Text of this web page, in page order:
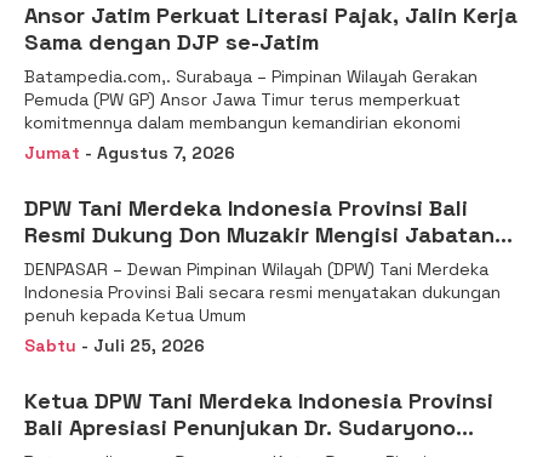
Ansor Jatim Perkuat Literasi Pajak, Jalin Kerja
Sama dengan DJP se-Jatim
Batampedia.com,. Surabaya – Pimpinan Wilayah Gerakan
Pemuda (PW GP) Ansor Jawa Timur terus memperkuat
komitmennya dalam membangun kemandirian ekonomi
Jumat - Agustus 7, 2026
DPW Tani Merdeka Indonesia Provinsi Bali
Resmi Dukung Don Muzakir Mengisi Jabatan
Wakil Menteri Pertanian RI
DENPASAR – Dewan Pimpinan Wilayah (DPW) Tani Merdeka
Indonesia Provinsi Bali secara resmi menyatakan dukungan
penuh kepada Ketua Umum
Sabtu - Juli 25, 2026
Ketua DPW Tani Merdeka Indonesia Provinsi
Bali Apresiasi Penunjukan Dr. Sudaryono